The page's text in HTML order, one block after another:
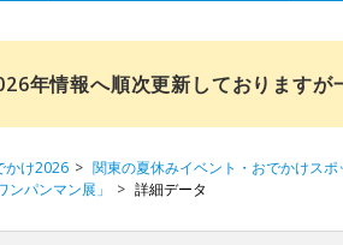
年情報へ順次更新しておりますが
かけ2026 関東の夏休みイベント・おでかけスポ
パンマン展」
詳細データ